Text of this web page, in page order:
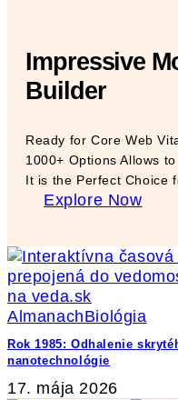
Impressive
Builder
Ready for Core Web
1000+ Options Allows
It is the Perfect Choice
Explore Now
AlmanachBiológia
Rok 1985: Odhalenie
nanotechnológie
17. mája 2026